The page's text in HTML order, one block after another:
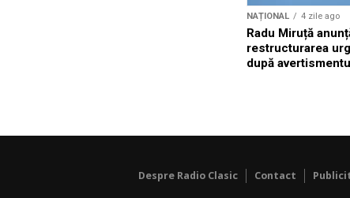
NAȚIONAL 4 zile ago
Radu Miruță
restructurarea
după
Despre Radio Clasic Contact